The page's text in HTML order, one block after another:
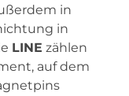
in
in
LINE zählen
auf dem